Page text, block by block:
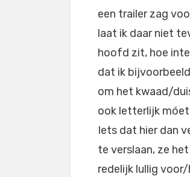
een trailer zag
laat ik daar niet
hoofd zit, hoe
dat ik
om het kwaad/
ook letterlijk
Iets dat hier dan
te verslaan, ze
redelijk lullig